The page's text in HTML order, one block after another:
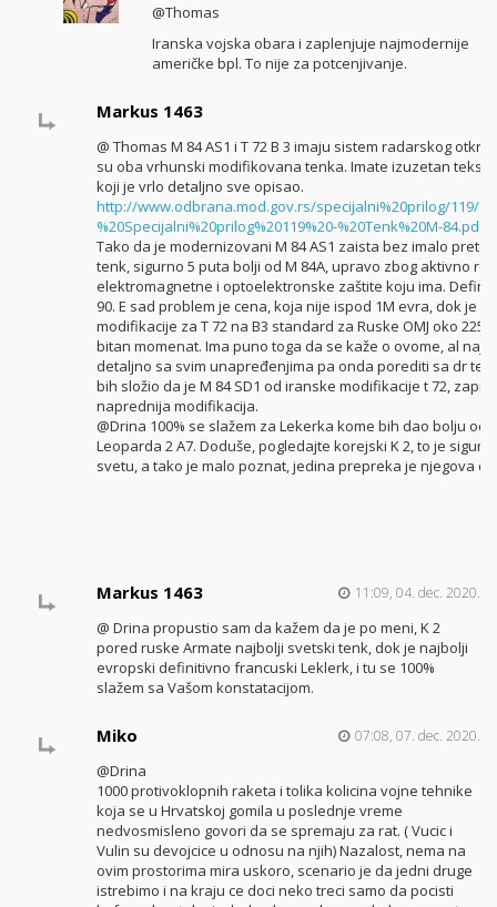
@Thomas
Iranska vojska obara i zaplenjuje najmodernije
američke bpl. To nije za potcenjivanje.
Markus 1463
@ Thomas M 84 AS1 i T 72 B 3 imaju sistem radarskog
su oba vrhunski modifikovana tenka. Imate izuzetan tekst
koji je vrlo detaljno sve opisao.
http://www.odbrana.mod.gov.rs/specijalni%20prilog/119/
%20Specijalni%20prilog%20119%20-%20Tenk%20M-84.pdf
Tako da je modernizovani M 84 AS1 zaista bez imalo
tenk, sigurno 5 puta bolji od M 84A, upravo zbog aktivno
elektromagnetne i optoelektronske zaštite koju ima.
90. E sad problem je cena, koja nije ispod 1M evra, dok je
modifikacije za T 72 na B3 standard za Ruske OMJ oko
bitan momenat. Ima puno toga da se kaže o ovome, al
detaljno sa svim unapređenjima pa onda porediti sa dr
bih složio da je M 84 SD1 od iranske modifikacije t 72,
naprednija modifikacija.
@Drina 100% se slažem za Lekerka kome bih dao bolju
Leoparda 2 A7. Doduše, pogledajte korejski K 2, to je
svetu, a tako je malo poznat, jedina prepreka je njegova
Markus 1463 11:09, 04. dec. 2020.
@ Drina propustio sam da kažem da je po meni, K 2
pored ruske Armate najbolji svetski tenk, dok je najbolji
evropski definitivno francuski Leklerk, i tu se 100%
slažem sa Vašom konstatacijom.
Miko 07:08, 07. dec. 2020.
@Drina
1000 protivoklopnih raketa i tolika kolicina vojne tehnike
koja se u Hrvatskoj gomila u poslednje vreme
nedvosmisleno govori da se spremaju za rat. ( Vucic i
Vulin su devojcice u odnosu na njih) Nazalost, nema na
ovim prostorima mira uskoro, scenario je da jedni druge
istrebimo i na kraju ce doci neko treci samo da pocisti